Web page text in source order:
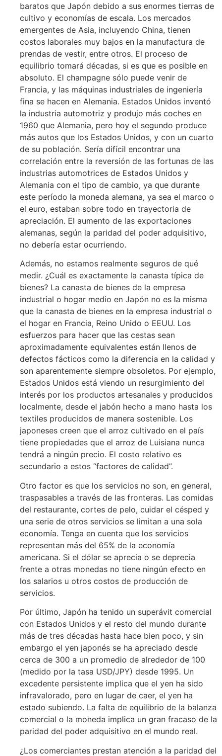
baratos que Japón debido a sus enormes tierras de
cultivo y economías de escala. Los mercados
emergentes de Asia, incluyendo China, tienen
costos laborales muy bajos en la manufactura de
prendas de vestir, entre otros. El proceso de
equilibrio tomará décadas, si es que es posible en
absoluto. El champagne sólo puede venir de
Francia, y las máquinas industriales de ingeniería
fina se hacen en Alemania. Estados Unidos inventó
la industria automotriz y produjo más coches en
1960 que Alemania, pero hoy el segundo produce
más autos que los Estados Unidos, y con un cuarto
de su población. Sería difícil encontrar una
correlación entre la reversión de las fortunas de las
industrias automotrices de Estados Unidos y
Alemania con el tipo de cambio, ya que durante
este período la moneda alemana, ya sea el marco o
el euro, estaban sobre todo en trayectoria de
apreciación. El aumento de las exportaciones
alemanas, según la paridad del poder adquisitivo,
no debería estar ocurriendo.
Además, no estamos realmente seguros de qué
medir. ¿Cuál es exactamente la canasta típica de
bienes? La canasta de bienes de la empresa
industrial o hogar medio en Japón no es la misma
que la canasta de bienes en la empresa industrial o
el hogar en Francia, Reino Unido o EEUU. Los
esfuerzos para hacer que las cestas sean
aproximadamente equivalentes están llenos de
defectos fácticos como la diferencia en la calidad y
son aparentemente siempre obsoletos. Por ejemplo,
Estados Unidos está viendo un resurgimiento del
interés por los productos artesanales y producidos
localmente, desde el jabón hecho a mano hasta los
textiles producidos de manera sostenible. Los
japoneses creen que el arroz cultivado en el país
tiene propiedades que el arroz de Luisiana nunca
tendrá a ningún precio. El costo relativo es
secundario a estos “factores de calidad”.
Otro factor es que los servicios no son, en general,
traspasables a través de las fronteras. Las comidas
del restaurante, cortes de pelo, cuidar el césped y
una serie de otros servicios se limitan a una sola
economía. Tenga en cuenta que los servicios
representan más del 65% de la economía
americana. Si el dólar se aprecia o se deprecia
frente a otras monedas no tiene ningún efecto en
los salarios u otros costos de producción de
servicios.
Por último, Japón ha tenido un superávit comercial
con Estados Unidos y el resto del mundo durante
más de tres décadas hasta hace bien poco, y sin
embargo el yen japonés se ha apreciado desde
cerca de 300 a un promedio de alrededor de 100
(medido por la tasa USD/JPY) desde 1995. Un
excedente persistente implica que el yen ha sido
infravalorado, pero en lugar de caer, el yen ha
estado subiendo. La falta de equilibrio de la balanza
comercial o la moneda implica un gran fracaso de la
paridad del poder adquisitivo en el mundo real.
¿Los comerciantes prestan atención a la paridad del